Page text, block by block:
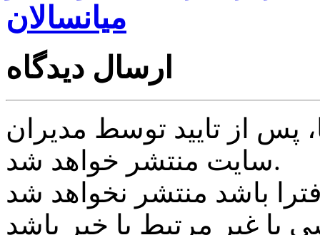
میانسالان
ارسال دیدگاه
از تایید توسط مدیران
سایت منتشر خواهد شد.
یا غیر مرتبط با خبر باشد